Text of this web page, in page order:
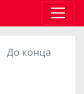
До конца